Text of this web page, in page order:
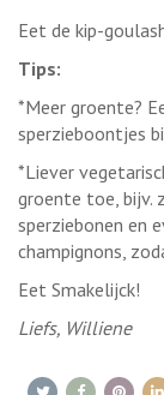
Eet de kip-
Tips:
*Meer groente?
sperzieboontjes
*Liever
groente toe, bijv.
sperziebonen en
champignons,
Eet Smakelijck!
Liefs, Williene